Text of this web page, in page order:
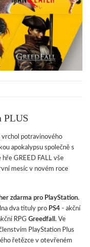
PLUS
vrchol potravinového
apokalypsu společně s
hře GREED FALL vše
mesíc v novém roce
her zdarma pro PlayStation.
dva tituly pro PS4 - akční
RPG Greedfall . Ve
PlayStation Plus
řetězce v otevřeném